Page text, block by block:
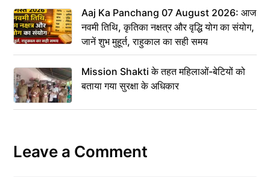
Aaj Ka Panchang 07 August 2026: आज
नवमी तिथि, कृतिका नक्षत्र और वृद्धि योग का संयोग,
जानें शुभ मुहूर्त, राहुकाल का सही समय
Mission Shakti के तहत महिलाओं-बेटियों को
बताया गया सुरक्षा के अधिकार
Leave a Comment